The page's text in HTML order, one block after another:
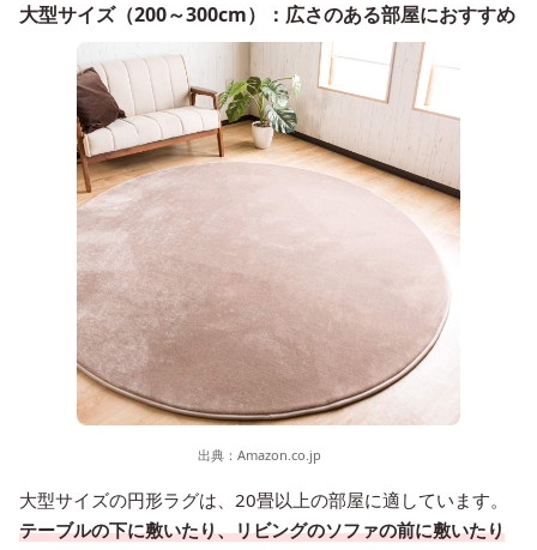
大型サイズ（200～300cm）：広さのある部屋におすすめ
出典： Amazon.co.jp
大型サイズの円形ラグは、20畳以上の部屋に適しています。
テーブルの下に敷いたり、リビングのソファの前に敷いたり